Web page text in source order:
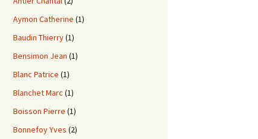
Aymon Catherine (1)
Baudin Thierry(1)
Bensimon Jean (1)
Blanc Patrice (1)
Blanchet Marc (1)
Boisson Pierre (1)
Bonnefoy Yves (2)